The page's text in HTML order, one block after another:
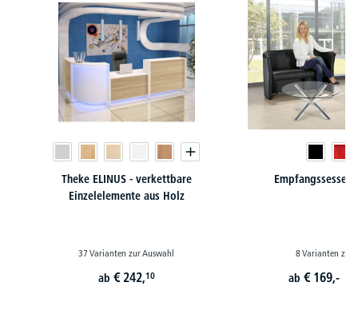
Theke ELINUS - verkettbare
Einzelelemente aus Holz
37 Varianten zur Auswahl
ab € 242,10
Empfangssessel
8 Varianten zur
ab€ 169,-